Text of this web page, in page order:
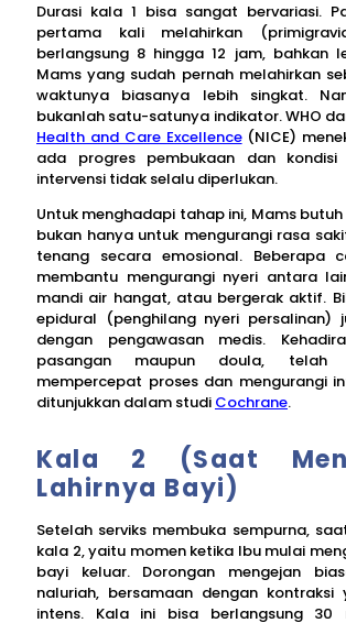
Durasi kala 1 bisa sangat bervariasi.
pertama kali melahirkan
berlangsung 8 hingga 12 jam, bahkan
Mams yang sudah pernah melahirkan
waktunya biasanya lebih singkat.
bukanlah satu-satunya indikator. WHO
Health and Care Excellence(NICE)
ada progres pembukaan dan
intervensi tidak selalu diperlukan.
Untuk menghadapi tahap ini, Mams
bukan hanya untuk mengurangi rasa
tenang secara emosional. Beberapa
membantu mengurangi nyeri antara
mandi air hangat, atau bergerak aktif.
epidural (penghilang nyeri persalinan)
dengan pengawasan medis.
pasangan maupun doula, telah
mempercepat proses dan mengurangi
ditunjukkan dalam studi Cochrane.
Kala 2 (Saat
Lahirnya Bayi)
Setelah serviks membuka sempurna,
kala 2, yaitu momen ketika Ibu mulai
bayi keluar. Dorongan mengejan
naluriah, bersamaan dengan
intens. Kala ini bisa berlangsung